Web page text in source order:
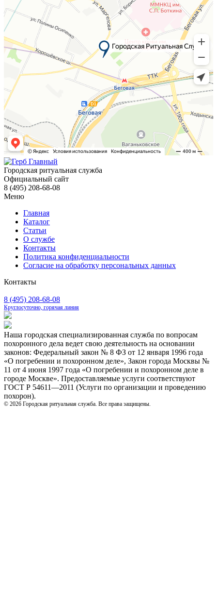
Городская ритуальная служба
Официальный сайт
8 (495) 208-68-08
Меню
Главная
Каталог
Статьи
О службе
Контакты
Политика конфиденциальности
Согласие на обработку персональных данных
Контакты
8 (495) 208-68-08
Круглосуточно, горячая линия
Наша городская специализированная служба по вопросам
похоронного дела ведет свою деятельность на основании
законов: Федеральный закон № 8 ФЗ от 12 января 1996 года
«О погребении и похоронном деле», Закон города Москвы №
11 от 4 июня 1997 года «О погребении и похоронном деле в
городе Москве». Предоставляемые услуги соответствуют
ГОСТ Р 54611—2011 (Услуги по организации и проведению
похорон).
© 2026 Городская ритуальная служба. Все права защищены.